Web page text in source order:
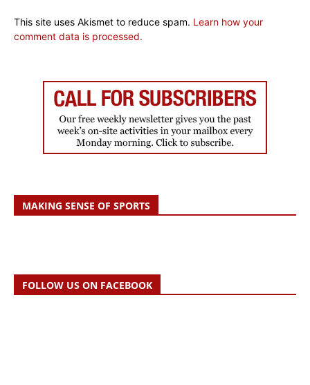
This site uses Akismet to reduce spam. Learn how your
comment data is processed.
MAKING SENSE OF SPORTS
FOLLOW US ON FACEBOOK